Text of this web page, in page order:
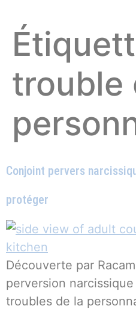
trouble
Conjoint pervers
protéger
Découverte par
perversion
troubles de la